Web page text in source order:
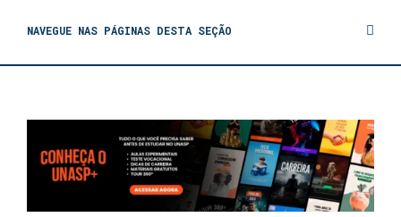
NAVEGUE NAS PÁGINAS DESTA SEÇÃO